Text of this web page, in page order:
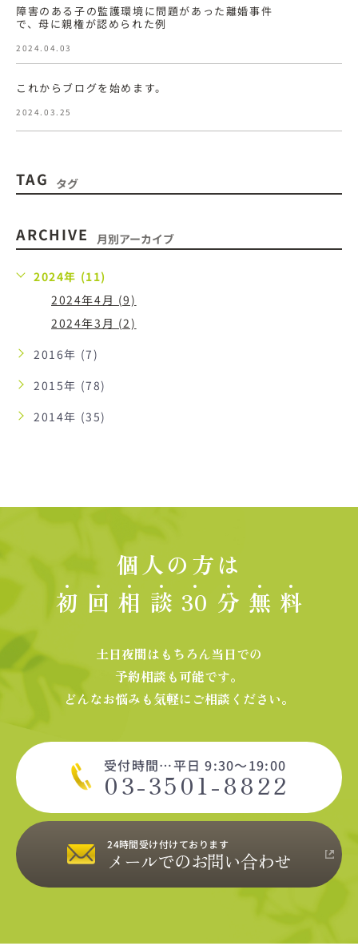
障害のある子の監護環境に問題があった離婚事件
で、母に親権が認められた例
2024.04.03
これからブログを始めます。
2024.03.25
TAG タグ
ARCHIVE 月別アーカイブ
2024年 (11)
2024年4月 (9)
2024年3月 (2)
2016年 (7)
2015年 (78)
2014年 (35)
個人の方は
初 回 相 談 30 分 無 料
土日夜間はもちろん当日での
予約相談も可能です。
どんなお悩みも気軽にご相談ください。
受付時間…平日 9:30～19:00
03-3501-8822
24時間受け付けております
メールでのお問い合わせ